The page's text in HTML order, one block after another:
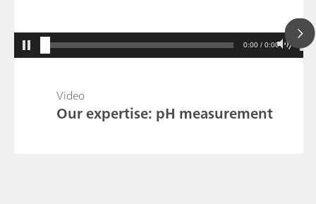
0:00 / 0:00
Video
Our expertise: pH measurement